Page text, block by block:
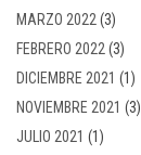
MARZO 2022 (3)
FEBRERO 2022 (3)
DICIEMBRE 2021 (1)
NOVIEMBRE 2021 (3)
JULIO 2021 (1)